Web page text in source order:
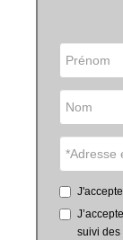
suivi des